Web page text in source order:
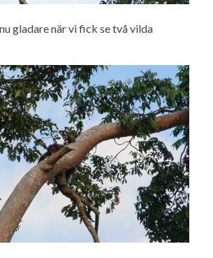
gladare när vi fick se två vilda